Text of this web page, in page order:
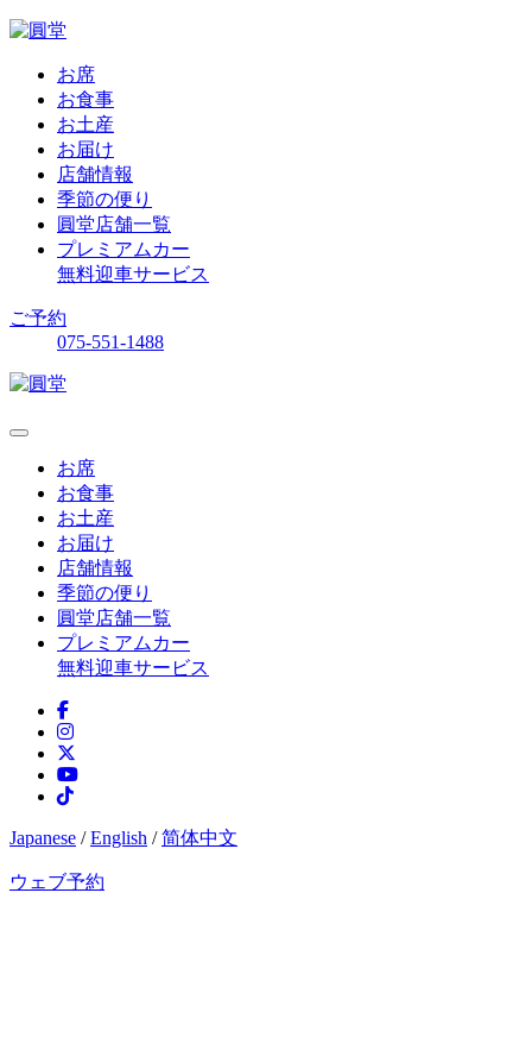
お席
お食事
お土産
お届け
店舗情報
季節の便り
圓堂店舗一覧
プレミアムカー
無料迎車サービス
ご予約
075-551-1488
お席
お食事
お土産
お届け
店舗情報
季節の便り
圓堂店舗一覧
プレミアムカー
無料迎車サービス
Japanese /English /简体中文
ウェブ予約